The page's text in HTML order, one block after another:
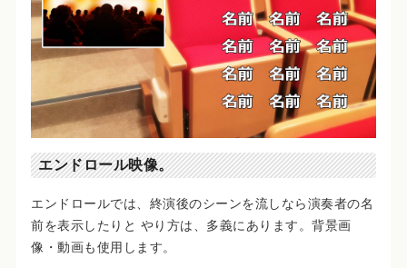
エンドロール映像。
エンドロールでは、終演後のシーンを流しなら演奏者の名
前を表示したりと やり方は、多義にあります。背景画
像・動画も使用します。